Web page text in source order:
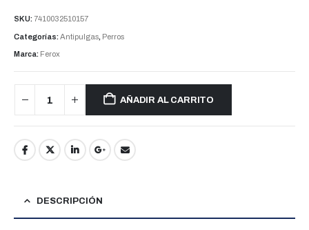
SKU:7410032510157
Categorías:Antipulgas, Perros
Marca: Ferox
AÑADIR AL CARRITO
DESCRIPCIÓN